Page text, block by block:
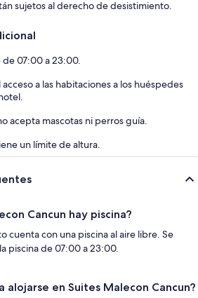
sujetos al derecho de desistimiento.
de 07:00 a 23:00.
a las habitaciones a los huéspedes
acepta mascotas ni perros guía.
un límite de altura.
Cancun hay piscina?
cuenta con una piscina al aire libre. Se
piscina de 07:00 a 23:00.
alojarse en Suites Malecon Cancun?